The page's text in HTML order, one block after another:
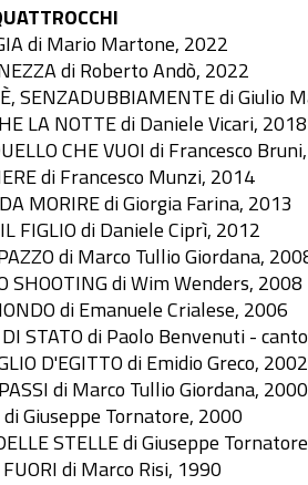
di Mario Martone, 2022
di Roberto Andò, 2022
SENZADUBBIAMENTE di Giulio
LA NOTTE di Daniele Vicari, 2018
CHE VUOI di Francesco
di Francesco Munzi, 2014
MORIRE di Giorgia Farina, 2013
FIGLIO di Daniele Ciprì, 2012
di Marco Tullio Giordana,
SHOOTING di Wim Wenders, 2008
di Emanuele Crialese, 2006
DI STATO di Paolo Benvenuti -
D'EGITTO di Emidio Greco, 2002
di Marco Tullio Giordana, 2000
Giuseppe Tornatore, 2000
STELLE di Giuseppe
di Marco Risi, 1990